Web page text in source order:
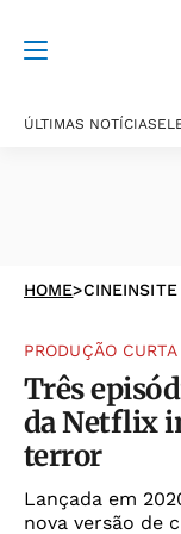
ÚLTIMAS NOTÍCIAS
HOME>CINEINSITE
PRODUÇÃO CURTA
Três
da Netflix
terror
Lançada em
nova versão de